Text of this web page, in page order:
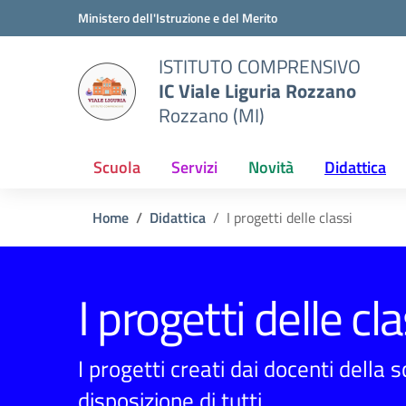
Vai ai contenuti
Vai al menu di navigazioneMinistero dell'Istruzione e del Merito
ISTITUTO COMPRENSIVO
IC Viale Liguria Rozzano
Rozzano (MI)
Scuola Servizi Novità Didattica
Home Didattica I progetti delle classi
I progetti delle
I progetti creati dai docenti della